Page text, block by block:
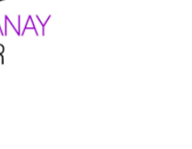
GRS